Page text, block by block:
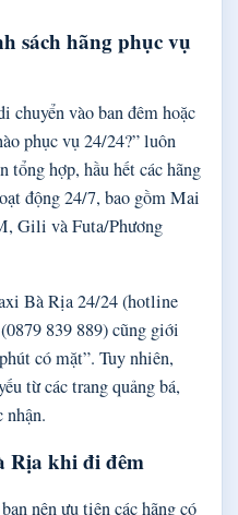
sách hãng phục vụ
chuyển vào ban đêm hoặc
phục vụ 24/24?” luôn
tổng hợp, hầu hết các hãng
động 24/7, bao gồm Mai
Gili và Futa/Phương
Bà Rịa 24/24 (hotline
839 889) cũng giới
có mặt”. Tuy nhiên,
từ các trang quảng bá,
nhận.
Rịa khi đi đêm
nên ưu tiên các hãng có